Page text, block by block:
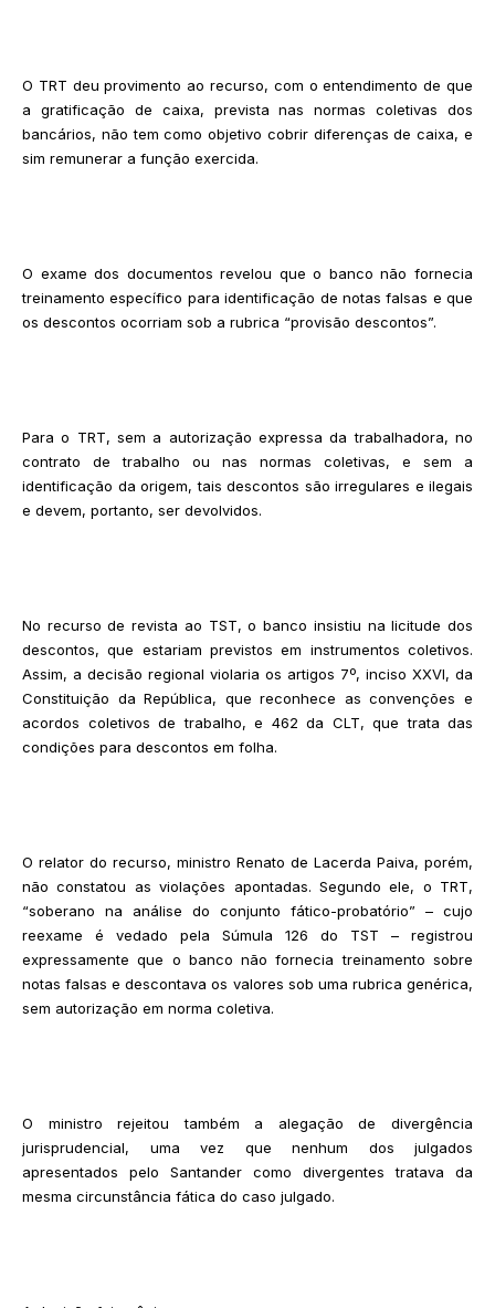
O TRT deu provimento ao recurso, com o entendimento de que
a gratificação de caixa, prevista nas normas coletivas dos
bancários, não tem como objetivo cobrir diferenças de caixa, e
sim remunerar a função exercida.
O exame dos documentos revelou que o banco não fornecia
treinamento específico para identificação de notas falsas e que
os descontos ocorriam sob a rubrica “provisão descontos”.
Para o TRT, sem a autorização expressa da trabalhadora, no
contrato de trabalho ou nas normas coletivas, e sem a
identificação da origem, tais descontos são irregulares e ilegais
e devem, portanto, ser devolvidos.
No recurso de revista ao TST, o banco insistiu na licitude dos
descontos, que estariam previstos em instrumentos coletivos.
Assim, a decisão regional violaria os artigos 7º, inciso XXVI, da
Constituição da República, que reconhece as convenções e
acordos coletivos de trabalho, e 462 da CLT, que trata das
condições para descontos em folha.
O relator do recurso, ministro Renato de Lacerda Paiva, porém,
não constatou as violações apontadas. Segundo ele, o TRT,
“soberano na análise do conjunto fático-probatório” – cujo
reexame é vedado pela Súmula 126 do TST – registrou
expressamente que o banco não fornecia treinamento sobre
notas falsas e descontava os valores sob uma rubrica genérica,
sem autorização em norma coletiva.
O ministro rejeitou também a alegação de divergência
jurisprudencial, uma vez que nenhum dos julgados
apresentados pelo Santander como divergentes tratava da
mesma circunstância fática do caso julgado.